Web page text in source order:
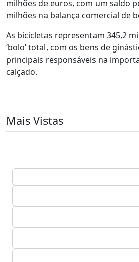
milhões de euros, com um saldo
milhões na balança comercial de
As bicicletas representam 345,2
‘bolo’ total, com os bens de
principais responsáveis na
calçado.
Mais Vistas